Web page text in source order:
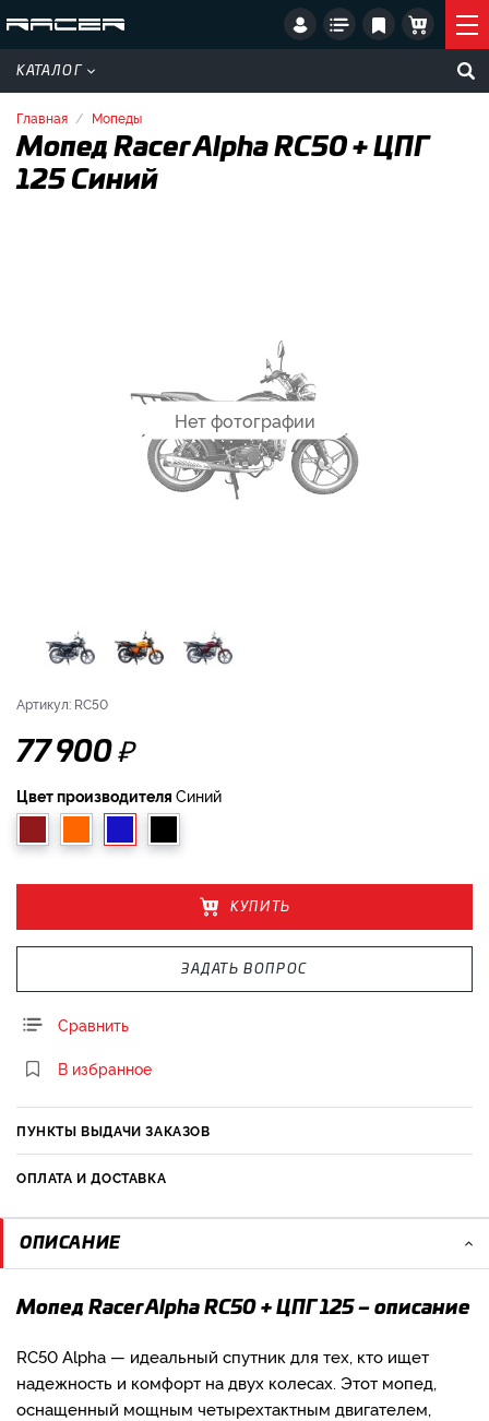
КАТАЛОГ
Главная Мопеды
Мопед Racer Alpha RC50 + ЦПГ
125 Синий
Нет фотографии
Артикул: RC50
77 900₽
Цвет производителя Синий
КУПИТЬ
ЗАДАТЬ ВОПРОС
Сравнить
В избранное
ПУНКТЫ ВЫДАЧИ ЗАКАЗОВ
ОПЛАТА И ДОСТАВКА
ОПИСАНИЕ
Мопед Racer Alpha RC50 + ЦПГ 125 – описание
RC50 Alpha — идеальный спутник для тех, кто ищет
надежность и комфорт на двух колесах. Этот мопед,
оснащенный мощным четырехтактным двигателем,